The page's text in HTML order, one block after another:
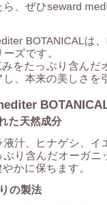
ら、ぜひseward
BOTANICALは
ズです。
をたっぷり含んだ
、本来の美しさを
た天然成分
液汁、ヒナゲシ、
り含んだオーガニ
かに保ちます。
の製法